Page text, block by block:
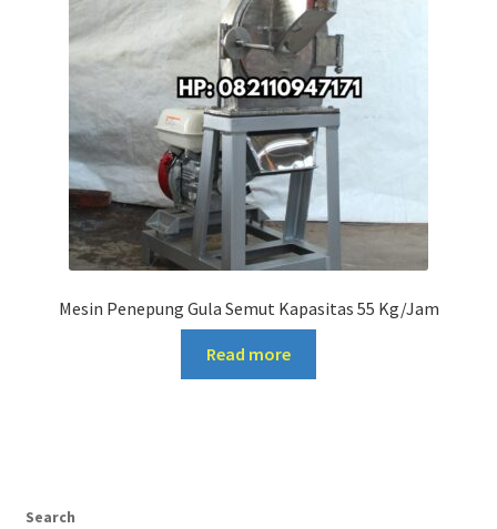
Mesin Penepung Gula Semut Kapasitas 55 Kg/Jam
Read more
Search